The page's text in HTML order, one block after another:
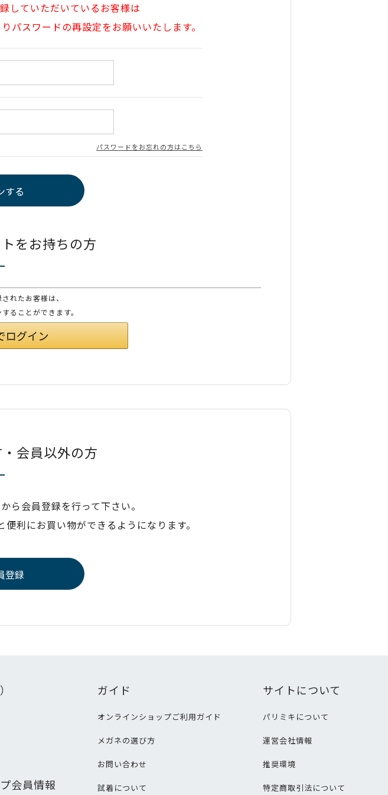
していただいているお客様は
パスワードの再設定をお願いいたします。
パスワードをお忘れの方はこちら
をお持ちの方
れたお客様は、
ることができます。
会員以外の方
ら会員登録を行って下さい。
利にお買い物ができるようになります。
会員情報
ガイド
オンラインショップご利用ガイド
メガネの選び方
お問い合わせ
試着について
サイトについて
パリミキについて
運営会社情報
推奨環境
特定商取引法について